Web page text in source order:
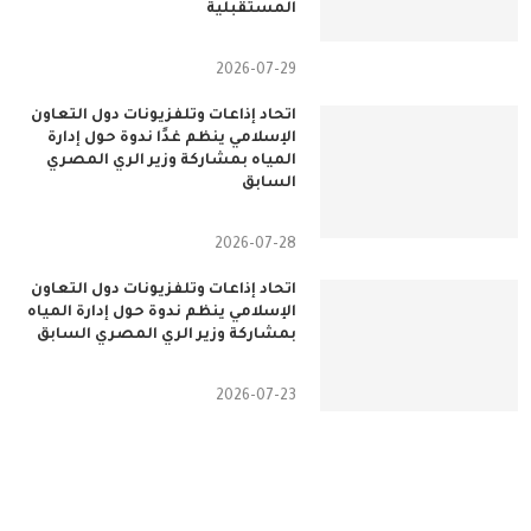
المستقبلية
2026-07-29
اتحاد إذاعات وتلفزيونات دول التعاون
الإسلامي ينظم غدًا ندوة حول إدارة
المياه بمشاركة وزير الري المصري
السابق
2026-07-28
اتحاد إذاعات وتلفزيونات دول التعاون
الإسلامي ينظم ندوة حول إدارة المياه
بمشاركة وزير الري المصري السابق
2026-07-23